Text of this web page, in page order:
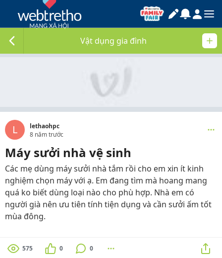
Vật dụng gia đình
L
lethaohpc
8 năm trước
Máy sưởi nhà vệ sinh
Các mẹ dùng máy sưởi nhà tắm rồi cho em xin ít kinh
nghiệm chọn máy với ạ. Em đang tìm mà hoang mang
quá ko biết dùng loại nào cho phù hợp. Nhà em có
người già nên ưu tiên tính tiện dụng và cần sưởi ấm tốt
mùa đông.
575 0 0